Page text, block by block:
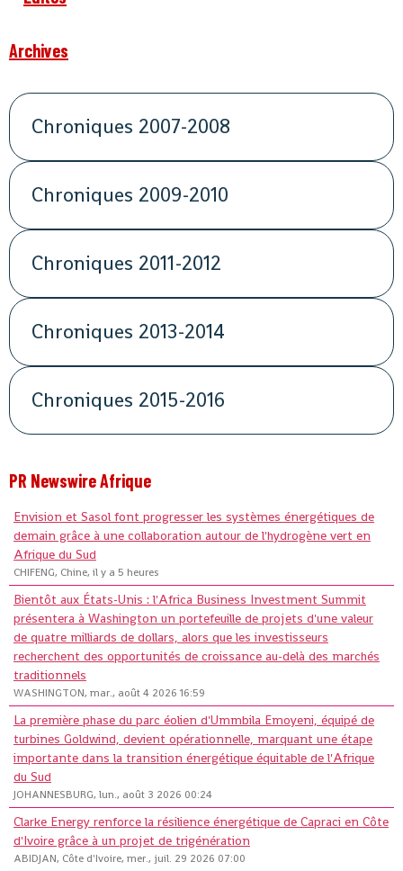
Archives
Chroniques 2007-2008
Chroniques 2009-2010
Chroniques 2011-2012
Chroniques 2013-2014
Chroniques 2015-2016
PR Newswire Afrique
Envision et Sasol font progresser les systèmes énergétiques de
demain grâce à une collaboration autour de l'hydrogène vert en
Afrique du Sud
CHIFENG, Chine, il y a 5 heures
Bientôt aux États-Unis : l'Africa Business Investment Summit
présentera à Washington un portefeuille de projets d'une valeur
de quatre milliards de dollars, alors que les investisseurs
recherchent des opportunités de croissance au-delà des marchés
traditionnels
WASHINGTON, mar., août 4 2026 16:59
La première phase du parc éolien d'Ummbila Emoyeni, équipé de
turbines Goldwind, devient opérationnelle, marquant une étape
importante dans la transition énergétique équitable de l'Afrique
du Sud
JOHANNESBURG, lun., août 3 2026 00:24
Clarke Energy renforce la résilience énergétique de Capraci en Côte
d'Ivoire grâce à un projet de trigénération
ABIDJAN, Côte d'Ivoire, mer., juil. 29 2026 07:00